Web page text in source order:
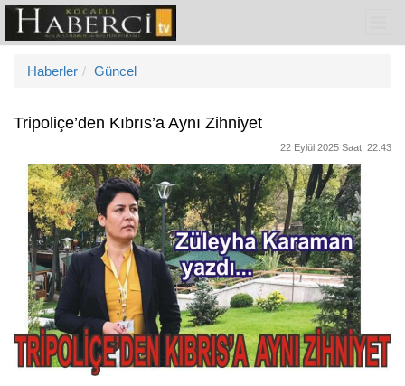
Haberler Güncel
Tripoliçe’den Kıbrıs’a Aynı Zihniyet
22 Eylül 2025 Saat: 22:43